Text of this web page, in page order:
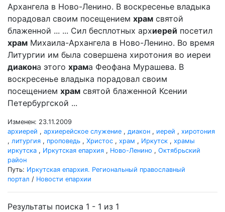
Архангела в Ново-Ленино. В воскресенье владыка
порадовал своим посещением храм святой
блаженной ... ... Сил бесплотных архиерей посетил
храм Михаила-Архангела в Ново-Ленино. Во время
Литургии им была совершена хиротония во иереи
диакона этого храма Феофана Мурашева. В
воскресенье владыка порадовал своим
посещением храм святой блаженной Ксении
Петербургской ...
Изменен: 23.11.2009
архиерей , архиерейское служение , диакон , иерей , хиротония
, литургия , проповедь , Христос , храм , Иркутск , храмы
иркутска , Иркутская епархия , Ново-Ленино , Октябрьский
район
Путь: Иркутская епархия. Региональный православный
портал / Новости епархии
Результаты поиска 1 - 1 из 1